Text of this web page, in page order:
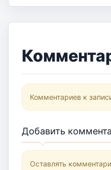
Комментариев к
Добавить
Оставлять